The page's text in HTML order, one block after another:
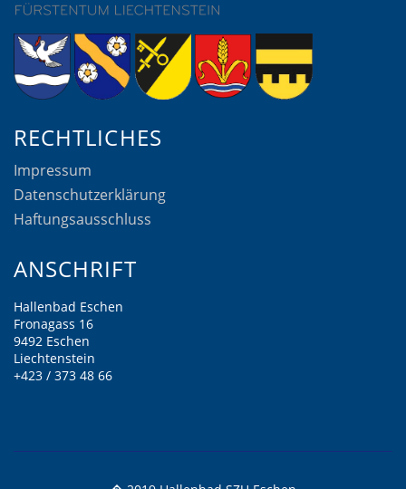
RECHTLICHES
Impressum
Datenschutzerklärung
Haftungsausschluss
ANSCHRIFT
Hallenbad Eschen
Fronagass 16
9492 Eschen
Liechtenstein
+423 / 373 48 66